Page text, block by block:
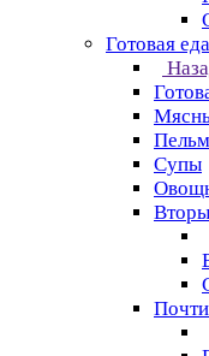
Готовая еда
Супы